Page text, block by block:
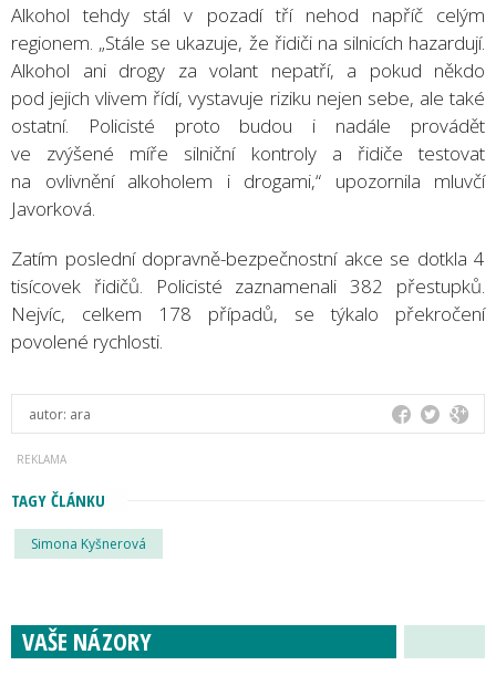
Alkohol tehdy stál v pozadí tří nehod napříč celým
regionem. „Stále se ukazuje, že řidiči na silnicích hazardují.
Alkohol ani drogy za volant nepatří, a pokud někdo
pod jejich vlivem řídí, vystavuje riziku nejen sebe, ale také
ostatní. Policisté proto budou i nadále provádět
ve zvýšené míře silniční kontroly a řidiče testovat
na ovlivnění alkoholem i drogami,“ upozornila mluvčí
Javorková.
Zatím poslední dopravně-bezpečnostní akce se dotkla 4
tisícovek řidičů. Policisté zaznamenali 382 přestupků.
Nejvíc, celkem 178 případů, se týkalo překročení
povolené rychlosti.
autor: ara
TAGY ČLÁNKU
Simona Kyšnerová
VAŠE NÁZORY